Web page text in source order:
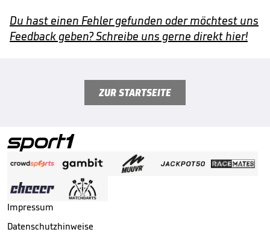
Du hast einen Fehler gefunden oder möchtest uns
Feedback geben? Schreibe uns gerne direkt hier!
ZUR STARTSEITE
Impressum
Datenschutzhinweise